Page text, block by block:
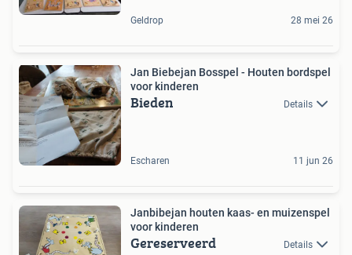
Geldrop 28 mei 26
Jan Biebejan Bosspel - Houten bordspel
voor kinderen
Bieden Details
Escharen 11 jun 26
Janbibejan houten kaas- en muizenspel
voor kinderen
Gereserveerd Details